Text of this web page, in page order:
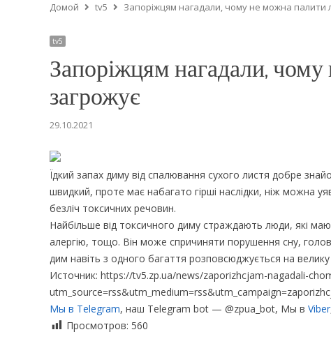
Домой tv5 Запоріжцям нагадали, чому не можна палити
tv5
Запоріжцям нагадали,
загрожує
29.10.2021
Їдкий запах диму від спалювання сухого листя добре
швидкий, проте має набагато гірші наслідки, ніж можна
безліч токсичних речовин.
Найбільше від токсичного диму страждають люди, які
алергію, тощо. Він може спричиняти порушення сну,
дим навіть з одного багаття розповсюджується на
Источник: https://tv5.zp.ua/news/zaporizhcjam-nagadali-
Мы в Telegram, наш Telegram bot — @zpua_bot, Мы в Viber
Просмотров: 560